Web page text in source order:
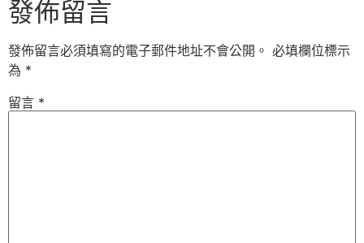
發佈留言
發佈留言必須填寫的電子郵件地址不會公開。 必填欄位標示
為 *
留言 *